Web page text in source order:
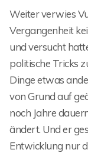
Weiter verwies
Vergangenheit
und versucht
politische Tricks
Dinge etwas
von Grund auf
noch Jahre
ändert. Und er
Entwicklung nur